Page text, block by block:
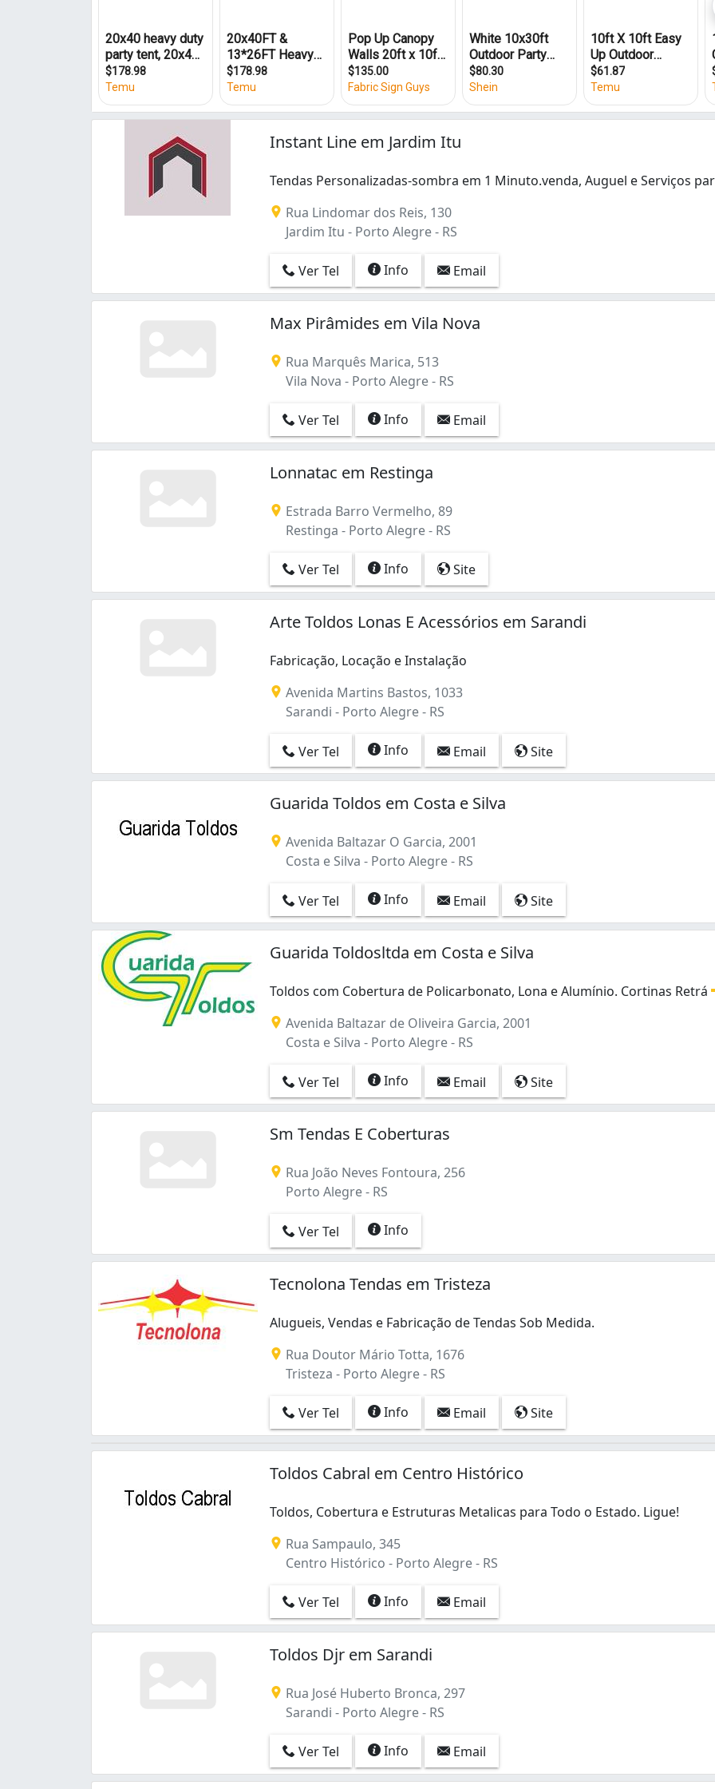
Instant Line em Jardim Itu
Tendas Personalizadas-sombra em 1 Minuto.venda, Auguel e Serviços
Tendas Personalizadas-sombra em 1 Minuto.venda, Auguel e Serviços
Rua Lindomar dos Reis, 130
Jardim Itu - Porto Alegre - RS
Ver Tel Info Email
Max Pirâmides em Vila Nova
Rua Marquês Marica, 513
Vila Nova - Porto Alegre - RS
Ver Tel Info Email
Lonnatac em Restinga
Estrada Barro Vermelho, 89
Restinga - Porto Alegre - RS
Ver Tel Info Site
Arte Toldos Lonas E Acessórios em Sarandi
Fabricação, Locação e Instalação
Avenida Martins Bastos, 1033
Sarandi - Porto Alegre - RS
Ver Tel Info Email Site
Guarida Toldos em Costa e Silva
Avenida Baltazar O Garcia, 2001
Costa e Silva - Porto Alegre - RS
Ver Tel Info Email Site
Guarida Toldosltda em Costa e Silva
Toldos com Cobertura de Policarbonato, Lona e Alumínio. Cortinas Retrá
Avenida Baltazar de Oliveira Garcia, 2001
Costa e Silva - Porto Alegre - RS
Ver Tel Info Email Site
Sm Tendas E Coberturas
Rua João Neves Fontoura, 256
Porto Alegre - RS
Ver Tel Info
Tecnolona Tendas em Tristeza
Alugueis, Vendas e Fabricação de Tendas Sob Medida.
Rua Doutor Mário Totta, 1676
Tristeza - Porto Alegre - RS
Ver Tel Info Email Site
Toldos Cabral em Centro Histórico
Toldos, Cobertura e Estruturas Metalicas para Todo o Estado. Ligue!
Rua Sampaulo, 345
Centro Histórico - Porto Alegre - RS
Ver Tel Info Email
Toldos Djr em Sarandi
Rua José Huberto Bronca, 297
Sarandi - Porto Alegre - RS
Ver Tel Info Email